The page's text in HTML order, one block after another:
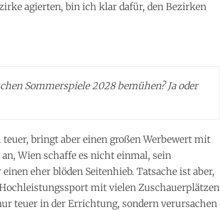
agierten, bin ich klar dafür, den Bezirken
Sommerspiele 2028 bemühen? Ja oder
bringt aber einen großen Werbewert mit
Wien schaffe es nicht einmal, sein
eher blöden Seitenhieb. Tatsache ist aber,
mit vielen Zuschauerplätzen
teuer in der Errichtung, sondern verursachen